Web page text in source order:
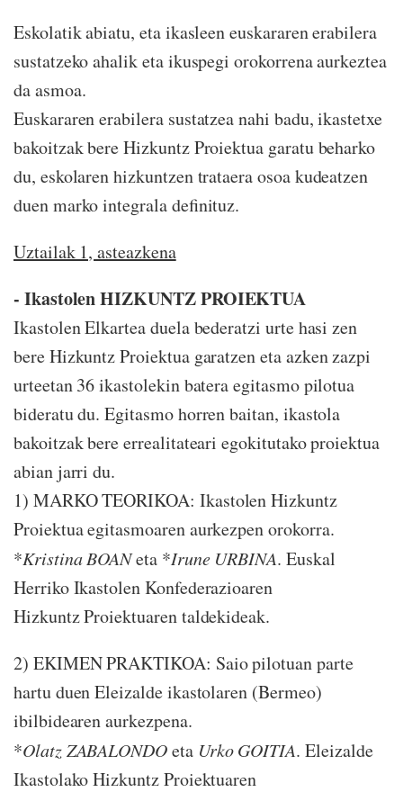
Eskolatik abiatu, eta ikasleen euskararen erabilera
sustatzeko ahalik eta ikuspegi orokorrena aurkeztea
da asmoa.
Euskararen erabilera sustatzea nahi badu, ikastetxe
bakoitzak bere Hizkuntz Proiektua garatu beharko
du, eskolaren hizkuntzen trataera osoa kudeatzen
duen marko integrala definituz.
Uztailak 1, asteazkena
- Ikastolen HIZKUNTZ PROIEKTUA
Ikastolen Elkartea duela bederatzi urte hasi zen
bere Hizkuntz Proiektua garatzen eta azken zazpi
urteetan 36 ikastolekin batera egitasmo pilotua
bideratu du. Egitasmo horren baitan, ikastola
bakoitzak bere errealitateari egokitutako proiektua
abian jarri du.
1) MARKO TEORIKOA: Ikastolen Hizkuntz
Proiektua egitasmoaren aurkezpen orokorra.
*Kristina BOANeta *Irune URBINA. Euskal
Herriko Ikastolen Konfederazioaren
Hizkuntz Proiektuaren taldekideak.
2) EKIMEN PRAKTIKOA: Saio pilotuan parte
hartu duen Eleizalde ikastolaren (Bermeo)
ibilbidearen aurkezpena.
*Olatz ZABALONDOeta Urko GOITIA. Eleizalde
Ikastolako Hizkuntz Proiektuaren